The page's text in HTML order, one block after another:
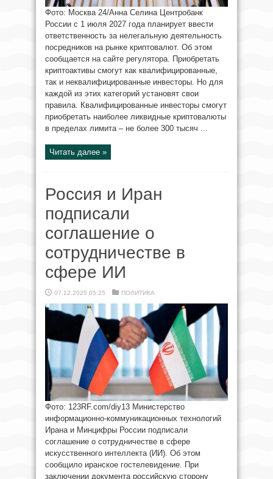
Фото: Москва 24/Анна Селина Центробанк
России с 1 июля 2027 года планирует ввести
ответственность за нелегальную деятельность
посредников на рынке криптовалют. Об этом
сообщается на сайте регулятора. Приобретать
криптоактивы смогут как квалифицированные,
так и неквалифицированные инвесторы. Но для
каждой из этих категорий установят свои
правила. Квалифицированные инвесторы смогут
приобретать наиболее ликвидные криптовалюты
в пределах лимита – не более 300 тысяч ...
Читать далее »
Россия и Иран
подписали
соглашение о
сотрудничестве в
сфере ИИ
07.12.2025 05:25 ПОЛИТИКА
Фото: 123RF.com/diy13 Министерство
информационно-коммуникационных технологий
Ирана и Минцифры России подписали
соглашение о сотрудничестве в сфере
искусственного интеллекта (ИИ). Об этом
сообщило иранское гостелевидение. При
заключении документа российскую сторону